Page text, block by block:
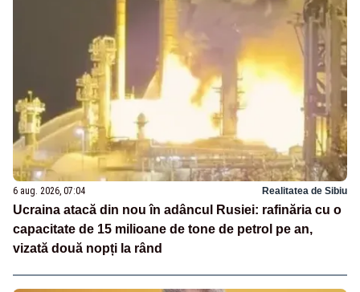
6 aug. 2026, 07:04 Realitatea de Sibiu
Ucraina atacă din nou în adâncul Rusiei: rafinăria cu o
capacitate de 15 milioane de tone de petrol pe an,
vizată două nopți la rând